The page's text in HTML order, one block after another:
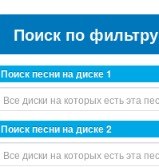
Поиск по фильтру
Поиск песни на диске 1
Поиск песни на диске 2